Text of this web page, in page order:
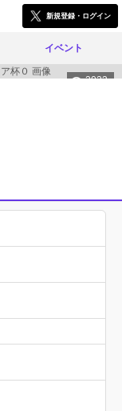
新規登録・ログイン
イベント
2023